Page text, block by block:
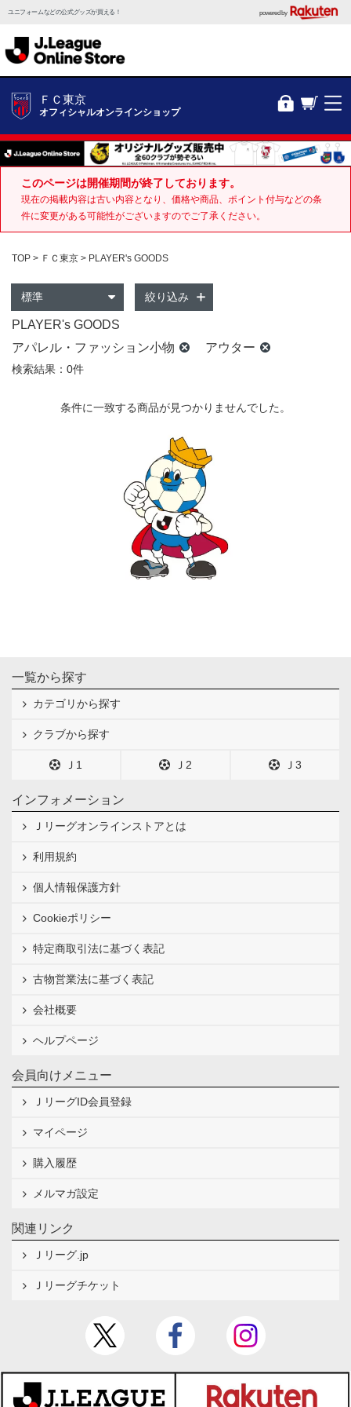
ユニフォームなどの公式グッズが買える！ powered by
ＦＣ東京
オフィシャルオンラインショップ
このページは開催期間が終了しております。
現在の掲載内容は古い内容となり、価格や商品、ポイント付与などの条
件に変更がある可能性がございますのでご了承ください。
TOP ＦＣ東京 PLAYER's GOODS
絞り込み
PLAYER's GOODS
アパレル・ファッション小物
アウター
検索結果：0件
条件に一致する商品が見つかりませんでした。
一覧から探す
カテゴリから探す
クラブから探す
Ｊ1 Ｊ2 Ｊ3
インフォメーション
Ｊリーグオンラインストアとは
利用規約
個人情報保護方針
Cookieポリシー
特定商取引法に基づく表記
古物営業法に基づく表記
会社概要
ヘルプページ
会員向けメニュー
ＪリーグID会員登録
マイページ
購入履歴
メルマガ設定
関連リンク
Ｊリーグ.jp
Ｊリーグチケット